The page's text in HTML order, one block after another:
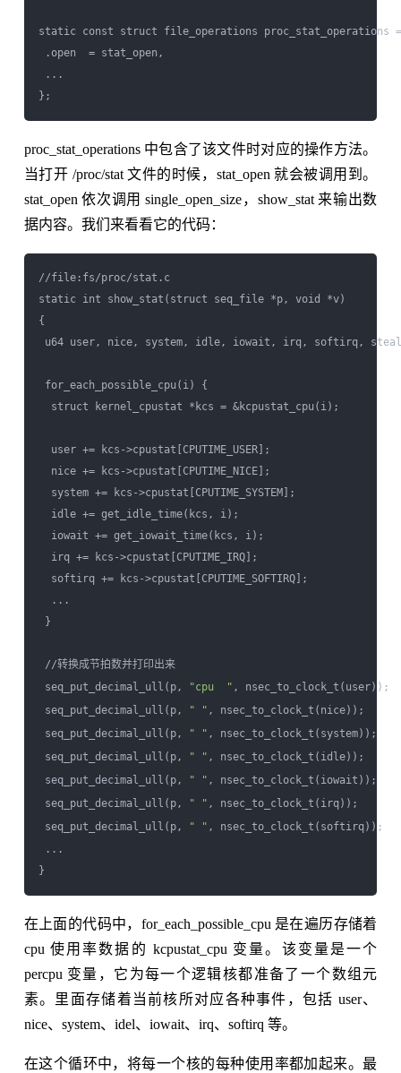
static const struct file_operations proc_stat_operations
.open  = stat_open,
...
proc_stat_operations 中包含了该文件时对应的操作方法。
当打开 /proc/stat 文件的时候，stat_open 就会被调用到。
stat_open 依次调用 single_open_size，show_stat 来输出数
据内容。我们来看看它的代码：
//file:fs/proc/stat.c
static int show_stat(struct seq_file *p, void *v)
{
u64 user, nice, system, idle, iowait, irq, softirq,
for_each_possible_cpu(i) {
struct kernel_cpustat *kcs = &kcpustat_cpu(i);
user += kcs->cpustat[CPUTIME_USER];
nice += kcs->cpustat[CPUTIME_NICE];
system += kcs->cpustat[CPUTIME_SYSTEM];
idle += get_idle_time(kcs, i);
iowait += get_iowait_time(kcs, i);
irq += kcs->cpustat[CPUTIME_IRQ];
softirq += kcs->cpustat[CPUTIME_SOFTIRQ];
...
}
//转换成节拍数并打印出来
seq_put_decimal_ull(p,
"cpu  " , nsec_to_clock_t(user));
seq_put_decimal_ull(p,
" " , nsec_to_clock_t(nice));
seq_put_decimal_ull(p,
" " , nsec_to_clock_t(system));
seq_put_decimal_ull(p,
" " , nsec_to_clock_t(idle));
seq_put_decimal_ull(p,
" " , nsec_to_clock_t(iowait));
seq_put_decimal_ull(p,
" " , nsec_to_clock_t(irq));
seq_put_decimal_ull(p,
" " , nsec_to_clock_t(softirq));
...
在上面的代码中，for_each_possible_cpu 是在遍历存储着
cpu 使用率数据的 kcpustat_cpu 变量。该变量是一个
percpu 变量，它为每一个逻辑核都准备了一个数组元
素。里面存储着当前核所对应各种事件，包括 user、
nice、system、idel、iowait、irq、softirq 等。
在这个循环中，将每一个核的每种使用率都加起来。最